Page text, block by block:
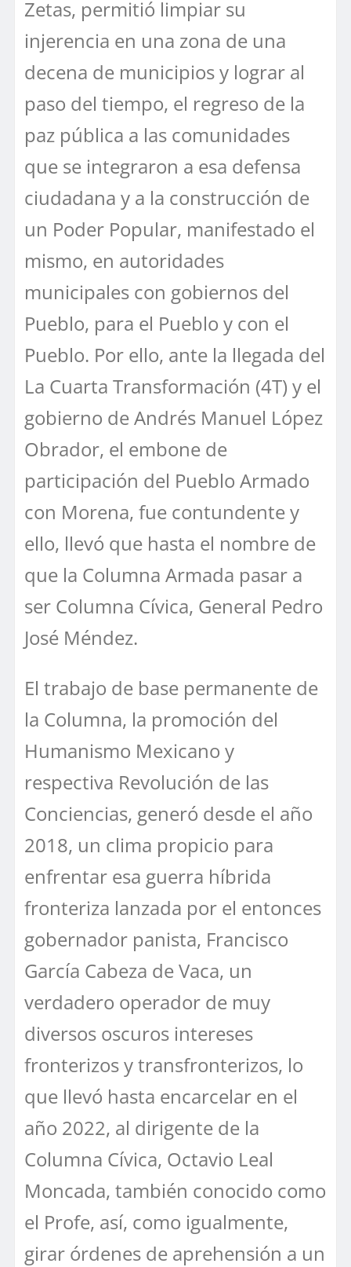
Zetas, permitió limpiar su
injerencia en una zona de una
decena de municipios y lograr al
paso del tiempo, el regreso de la
paz pública a las comunidades
que se integraron a esa defensa
ciudadana y a la construcción de
un Poder Popular, manifestado el
mismo, en autoridades
municipales con gobiernos del
Pueblo, para el Pueblo y con el
Pueblo. Por ello, ante la llegada del
La Cuarta Transformación (4T) y el
gobierno de Andrés Manuel López
Obrador, el embone de
participación del Pueblo Armado
con Morena, fue contundente y
ello, llevó que hasta el nombre de
que la Columna Armada pasar a
ser Columna Cívica, General Pedro
José Méndez.
El trabajo de base permanente de
la Columna, la promoción del
Humanismo Mexicano y
respectiva Revolución de las
Conciencias, generó desde el año
2018, un clima propicio para
enfrentar esa guerra híbrida
fronteriza lanzada por el entonces
gobernador panista, Francisco
García Cabeza de Vaca, un
verdadero operador de muy
diversos oscuros intereses
fronterizos y transfronterizos, lo
que llevó hasta encarcelar en el
año 2022, al dirigente de la
Columna Cívica, Octavio Leal
Moncada, también conocido como
el Profe, así, como igualmente,
girar órdenes de aprehensión a un